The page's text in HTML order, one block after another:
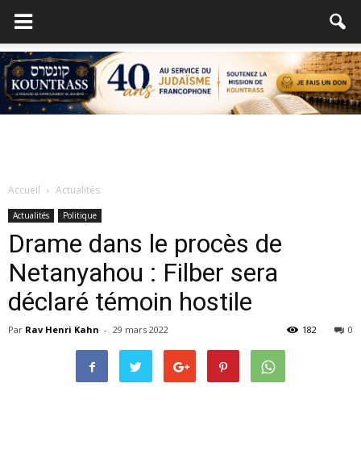
Accueil Actualités
Actualités Politique
Drame dans le procès de
Netanyahou : Filber sera
déclaré témoin hostile
Par Rav Henri Kahn - 29 mars 2022 0
182